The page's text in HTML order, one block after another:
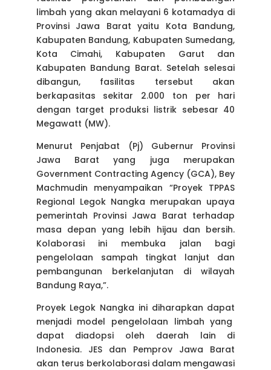
limbah yang akan melayani 6 kotamadya di
Provinsi Jawa Barat yaitu Kota Bandung,
Kabupaten Bandung, Kabupaten Sumedang,
Kota Cimahi, Kabupaten Garut dan
Kabupaten Bandung Barat. Setelah selesai
dibangun, fasilitas tersebut akan
berkapasitas sekitar 2.000 ton per hari
dengan target produksi listrik sebesar 40
Megawatt (MW).
Menurut Penjabat (Pj) Gubernur Provinsi
Jawa Barat yang juga merupakan
Government Contracting Agency (GCA), Bey
Machmudin menyampaikan “Proyek TPPAS
Regional Legok Nangka merupakan upaya
pemerintah Provinsi Jawa Barat terhadap
masa depan yang lebih hijau dan bersih.
Kolaborasi ini membuka jalan bagi
pengelolaan sampah tingkat lanjut dan
pembangunan berkelanjutan di wilayah
Bandung Raya,”.
Proyek Legok Nangka ini diharapkan dapat
menjadi model pengelolaan limbah yang
dapat diadopsi oleh daerah lain di
Indonesia. JES dan Pemprov Jawa Barat
akan terus berkolaborasi dalam mengawasi